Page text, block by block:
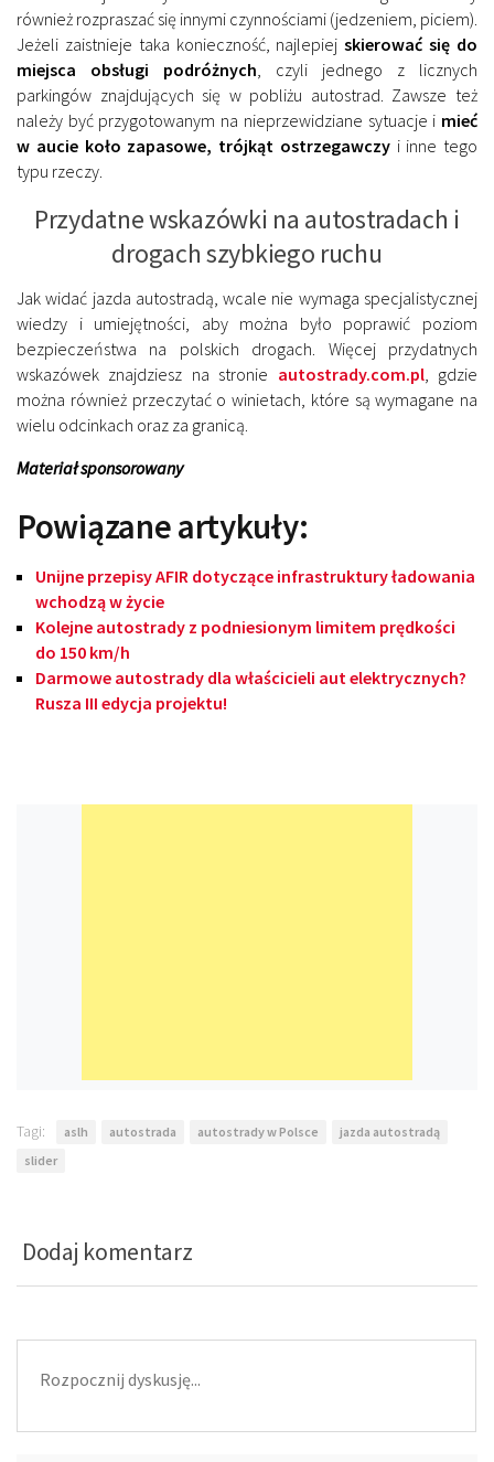
również rozpraszać się innymi czynnościami (jedzeniem, piciem).
Jeżeli zaistnieje taka konieczność, najlepiejskierować się do
miejsca obsługi podróżnych, czyli jednego z licznych
parkingów znajdujących się w pobliżu autostrad. Zawsze też
należy być przygotowanym na nieprzewidziane sytuacje i mieć
w aucie koło zapasowe, trójkąt ostrzegawczyi inne tego
typu rzeczy.
Przydatne wskazówki na autostradach i
drogach szybkiego ruchu
Jak widać jazda autostradą, wcale nie wymaga specjalistycznej
wiedzy i umiejętności, aby można było poprawić poziom
bezpieczeństwa na polskich drogach. Więcej przydatnych
wskazówek znajdziesz na stronie autostrady.com.pl, gdzie
można również przeczytać o winietach, które są wymagane na
wielu odcinkach oraz za granicą.
Materiał sponsorowany
Powiązane artykuły:
Unijne przepisy AFIR dotyczące infrastruktury ładowania
wchodzą w życie
Kolejne autostrady z podniesionym limitem prędkości
do 150 km/h
Darmowe autostrady dla właścicieli aut elektrycznych?
Rusza III edycja projektu!
Tagi: aslh autostrada autostrady w Polsce
jazda autostradą
slider
Dodaj komentarz